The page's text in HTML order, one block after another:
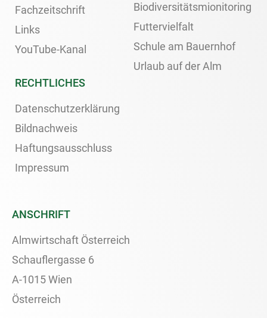
Fachzeitschrift
Links
YouTube-Kanal
Biodiversitätsmionitoring
Futtervielfalt
Schule am Bauernhof
Urlaub auf der Alm
RECHTLICHES
Datenschutzerklärung
Bildnachweis
Haftungsausschluss
Impressum
ANSCHRIFT
Almwirtschaft Österreich
Schauflergasse 6
A-1015 Wien
Österreich